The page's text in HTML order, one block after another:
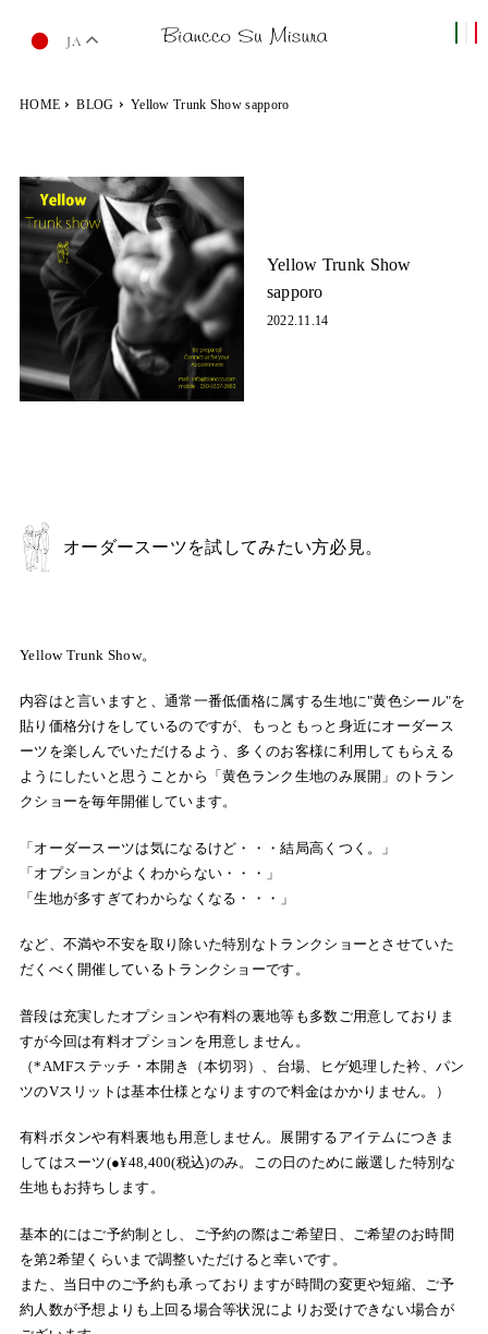
JA
HOME BLOG Yellow Trunk Show sapporo
Yellow Trunk Show
sapporo
2022.11.14
オーダースーツを試してみたい方必見。
Yellow Trunk Show。
内容はと言いますと、通常一番低価格に属する生地に"黄色シール"を
貼り価格分けをしているのですが、もっともっと身近にオーダース
ーツを楽しんでいただけるよう、多くのお客様に利用してもらえる
ようにしたいと思うことから「黄色ランク生地のみ展開」のトラン
クショーを毎年開催しています。
「オーダースーツは気になるけど・・・結局高くつく。」
「オプションがよくわからない・・・」
「生地が多すぎてわからなくなる・・・」
など、不満や不安を取り除いた特別なトランクショーとさせていた
だくべく開催しているトランクショーです。
普段は充実したオプションや有料の裏地等も多数ご用意しておりま
すが今回は有料オプションを用意しません。
（*AMFステッチ・本開き（本切羽）、台場、ヒゲ処理した衿、パン
ツのVスリットは基本仕様となりますので料金はかかりません。）
有料ボタンや有料裏地も用意しません。展開するアイテムにつきま
してはスーツ(●¥48,400(税込)のみ。この日のために厳選した特別な
生地もお持ちします。
基本的にはご予約制とし、ご予約の際はご希望日、ご希望のお時間
を第2希望くらいまで調整いただけると幸いです。
また、当日中のご予約も承っておりますが時間の変更や短縮、ご予
約人数が予想よりも上回る場合等状況によりお受けできない場合が